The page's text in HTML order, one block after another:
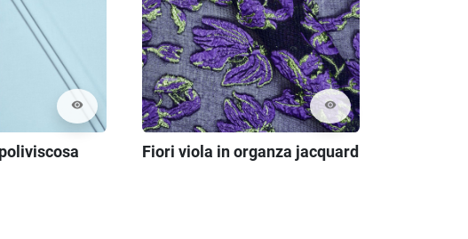
visibility visibility
Fiori viola in organza jacquard